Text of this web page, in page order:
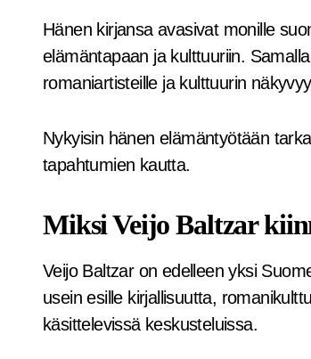
Hänen kirjansa avasivat monille
elämäntapaan ja kulttuuriin.
romaniartisteille ja kulttuurin
Nykyisin hänen elämäntyötään
tapahtumien kautta.
Miksi Veijo Baltzar
Veijo Baltzar on edelleen yksi
usein esille kirjallisuutta,
käsittelevissä keskusteluissa.